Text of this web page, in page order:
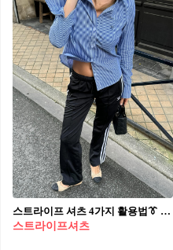
스트라이프 셔츠 4가지 활용법👔 1. 아디다스 팬츠와 함께 꾸안꾸 스타일링 2. 슬랙스와 함께 출근룩 스타일링 3. 롱스커트와 함께 포멀룩 스타일링 4. 화이트팬츠와 함께 미니멀 스타일링
스트라이프셔츠